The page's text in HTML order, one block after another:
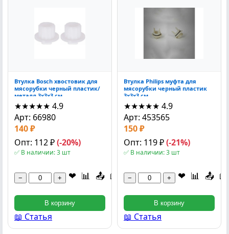
Втулка Bosch хвостовик для
мясорубки черный пластик/
металл 3х3х3 см
★★★★★ 4.9
Арт: 66980
140 ₽
Опт: 112 ₽(-20%)
✅ В наличии: 3 шт
− + ❤ 📊 📤 📖
В корзину
📖 Статья
Втулка Philips муфта для
мясорубки черный пластик
3х3х3 см
★★★★★ 4.9
Арт: 453565
150 ₽
Опт: 119 ₽(-21%)
✅ В наличии: 3 шт
− + ❤ 📊 📤 📖
В корзину
📖 Статья